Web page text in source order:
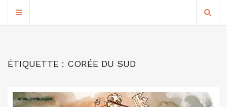
ÉTIQUETTE : CORÉE DU SUD